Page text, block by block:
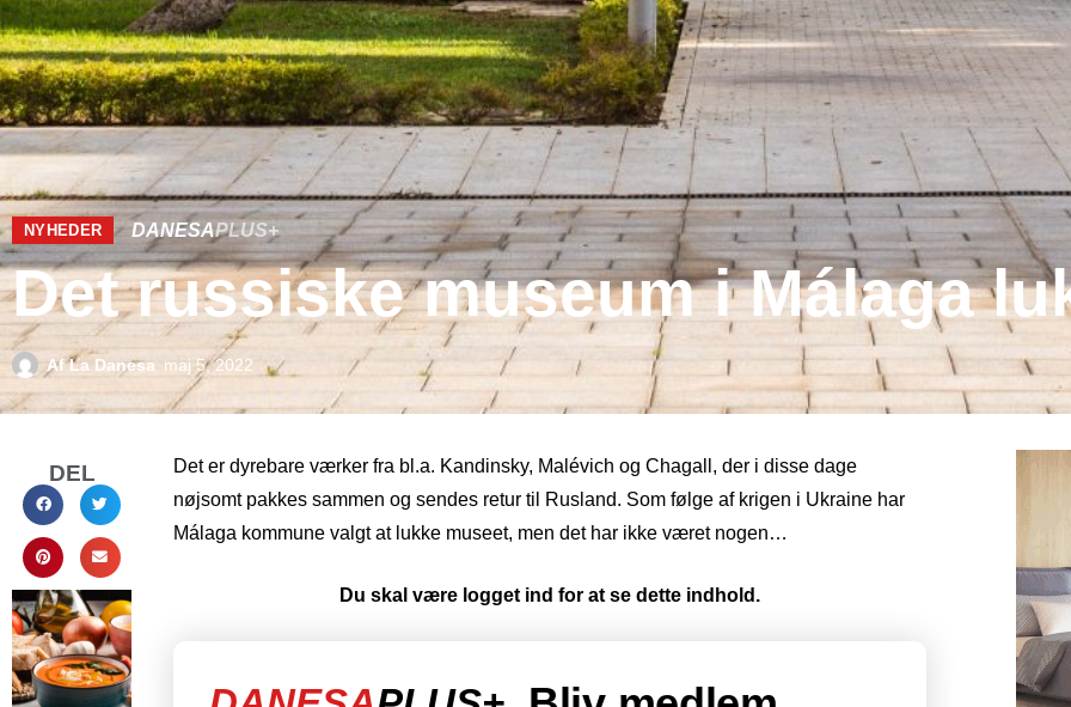
NYHEDER DANESAPLUS+
Det russiske museum i Málaga
AfLa Danesa maj 5, 2022
DEL
Det er dyrebare værker fra bl.a. Kandinsky, Malévich og Chagall, der i disse dage
nøjsomt pakkes sammen og sendes retur til Rusland. Som følge af krigen i Ukraine har
Málaga kommune valgt at lukke museet, men det har ikke været nogen…
Du skal være logget ind for at se dette indhold.